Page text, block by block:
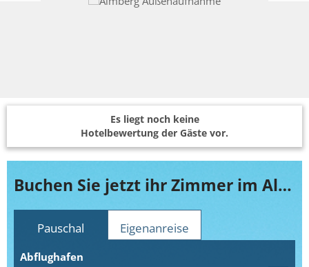
Es liegt noch keine
Hotelbewertung der Gäste vor.
Buchen Sie jetzt ihr Zimmer im Almberg
Pauschal Eigenanreise
Abflughafen